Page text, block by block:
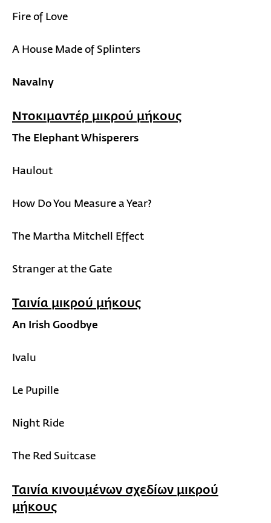
Fire of Love
A House Made of Splinters
Navalny
Ντοκιμαντέρ μικρού μήκους
The Elephant Whisperers
Haulout
How Do You Measure a Year?
The Martha Mitchell Effect
Stranger at the Gate
Ταινία μικρού μήκους
An Irish Goodbye
Ivalu
Le Pupille
Night Ride
The Red Suitcase
Ταινία κινουμένων σχεδίων μικρού
μήκους